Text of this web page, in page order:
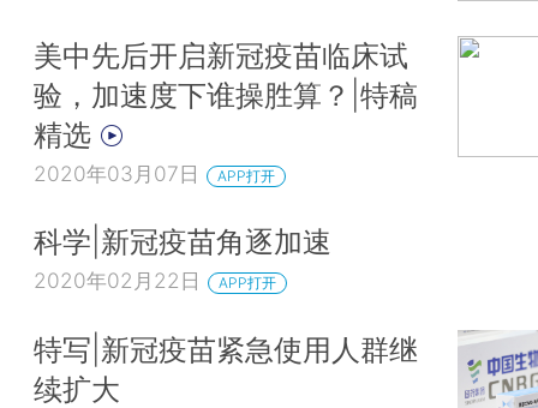
美中先后开启新冠疫苗临床试
验，加速度下谁操胜算？|特稿
精选
2020年03月07日 APP打开
科学|新冠疫苗角逐加速
2020年02月22日 APP打开
特写|新冠疫苗紧急使用人群继
续扩大